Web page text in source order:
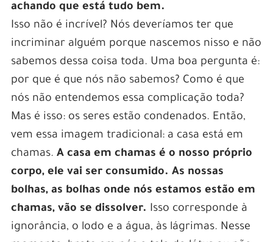
achando que está tudo bem.
Isso não é incrível? Nós deveríamos ter que
incriminar alguém porque nascemos nisso e não
sabemos dessa coisa toda. Uma boa pergunta é:
por que é que nós não sabemos? Como é que
nós não entendemos essa complicação toda?
Mas é isso: os seres estão condenados. Então,
vem essa imagem tradicional: a casa está em
chamas. A casa em chamas é o nosso próprio
corpo, ele vai ser consumido. As nossas
bolhas, as bolhas onde nós estamos estão em
chamas, vão se dissolver. Isso corresponde à
ignorância, o lodo e a água, às lágrimas. Nesse